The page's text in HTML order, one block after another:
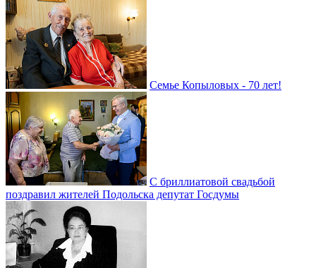
Семье Копыловых - 70 лет!
С бриллиатовой свадьбой
поздравил жителей Подольска депутат Госдумы